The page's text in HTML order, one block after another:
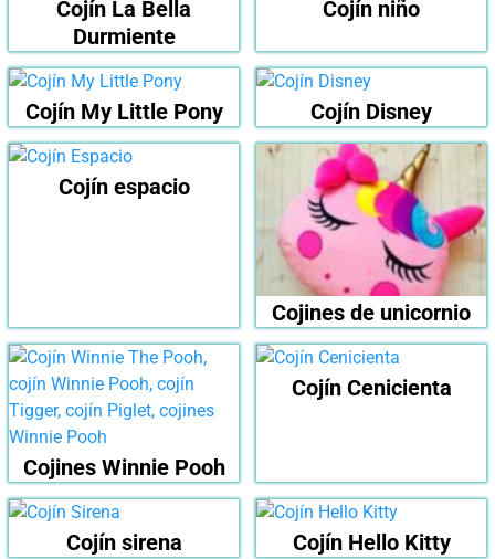
Cojín La Bella
Durmiente
Cojín niño
Cojín My Little Pony Cojín Disney
Cojín espacio
Cojines de unicornio
Cojines Winnie Pooh
Cojín Cenicienta
Cojín sirena Cojín Hello Kitty